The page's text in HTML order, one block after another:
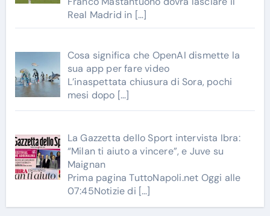
Real Madrid in […]
Cosa significa che OpenAI dismette la
sua app per fare video
L’inaspettata chiusura di Sora, pochi
mesi dopo […]
La Gazzetta dello Sport intervista Ibra:
“Milan ti aiuto a vincere”, e Juve su
Maignan
Prima pagina TuttoNapoli.net Oggi alle
07:45Notizie di […]